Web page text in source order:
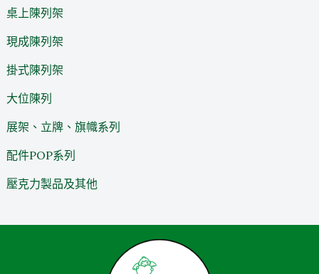
桌上陳列架
現成陳列架
掛式陳列架
大位陳列
展架、立牌、旗幟系列
配件POP系列
壓克力製品及其他